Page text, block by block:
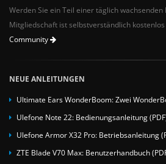
Werden Sie ein Teil einer täglich
Mitgliedschaft ist selbstverständlich
Community
NEUE ANLEITUNGEN
Ultimate Ears WonderBoom: Zwei
Ulefone Note 22: Bedienungsanleitung
Ulefone Armor X32 Pro: Betriebsanleitung
ZTE Blade V70 Max: Benutzerhandbuch